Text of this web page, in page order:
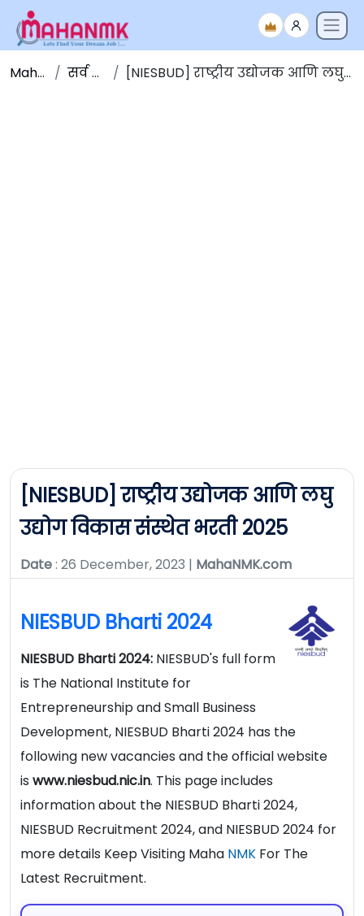
Maha NMK सर्व जाहिराती [NIESBUD] राष्ट्रीय उद्योजक आणि लघु उद्योग विकास संस्थेत भरती 2025
[NIESBUD] राष्ट्रीय उद्योजक आणि लघु
उद्योग विकास संस्थेत भरती 2025
Date: 26 December, 2023 | MahaNMK.com
NIESBUD Bharti 2024
NIESBUD Bharti 2024: NIESBUD's full form
is The National Institute for
Entrepreneurship and Small Business
Development, NIESBUD Bharti 2024 has the
following new vacancies and the official website
is www.niesbud.nic.in. This page includes
information about the NIESBUD Bharti 2024,
NIESBUD Recruitment 2024, and NIESBUD 2024 for
more details Keep Visiting Maha NMK For The
Latest Recruitment.